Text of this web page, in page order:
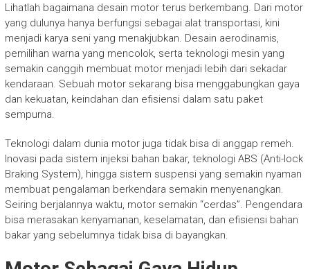
Lihatlah bagaimana desain motor terus berkembang. Dari motor
yang dulunya hanya berfungsi sebagai alat transportasi, kini
menjadi karya seni yang menakjubkan. Desain aerodinamis,
pemilihan warna yang mencolok, serta teknologi mesin yang
semakin canggih membuat motor menjadi lebih dari sekadar
kendaraan. Sebuah motor sekarang bisa menggabungkan gaya
dan kekuatan, keindahan dan efisiensi dalam satu paket
sempurna.
Teknologi dalam dunia motor juga tidak bisa di anggap remeh.
Inovasi pada sistem injeksi bahan bakar, teknologi ABS (Anti-lock
Braking System), hingga sistem suspensi yang semakin nyaman
membuat pengalaman berkendara semakin menyenangkan.
Seiring berjalannya waktu, motor semakin “cerdas”. Pengendara
bisa merasakan kenyamanan, keselamatan, dan efisiensi bahan
bakar yang sebelumnya tidak bisa di bayangkan.